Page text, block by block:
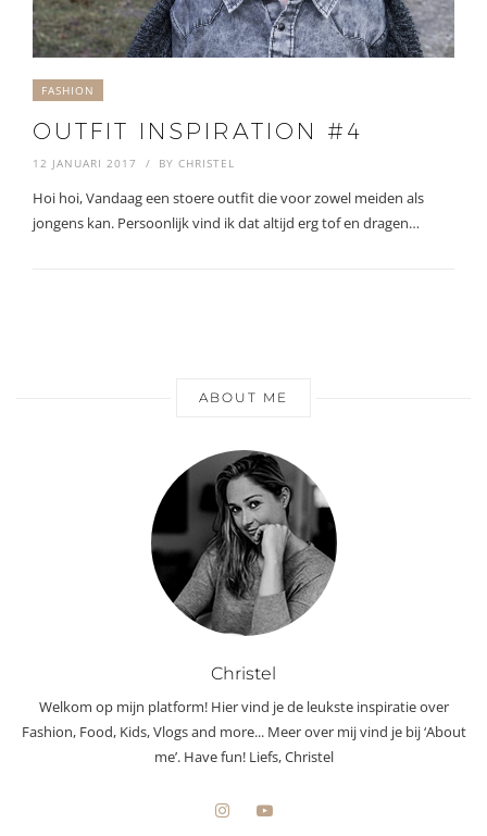
FASHION
OUTFIT INSPIRATION #4
12 JANUARI 2017 BY CHRISTEL
Hoi hoi, Vandaag een stoere outfit die voor zowel meiden als
jongens kan. Persoonlijk vind ik dat altijd erg tof en dragen…
ABOUT ME
Christel
Welkom op mijn platform! Hier vind je de leukste inspiratie over
Fashion, Food, Kids, Vlogs and more... Meer over mij vind je bij ‘About
me’. Have fun! Liefs, Christel